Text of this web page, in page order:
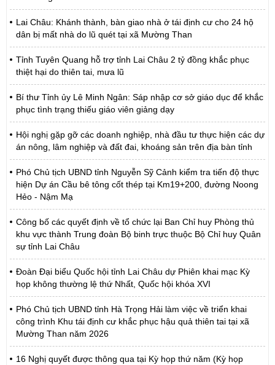
Lai Châu: Khánh thành, bàn giao nhà ở tái định cư cho 24 hộ
dân bị mất nhà do lũ quét tại xã Mường Than
Tỉnh Tuyên Quang hỗ trợ tỉnh Lai Châu 2 tỷ đồng khắc phục
thiệt hại do thiên tai, mưa lũ
Bí thư Tỉnh ủy Lê Minh Ngân: Sáp nhập cơ sở giáo dục để khắc
phục tình trạng thiếu giáo viên giảng dạy
Hội nghị gặp gỡ các doanh nghiệp, nhà đầu tư thực hiện các dự
án nông, lâm nghiệp và đất đai, khoáng sản trên địa bàn tỉnh
Phó Chủ tịch UBND tỉnh Nguyễn Sỹ Cảnh kiểm tra tiến độ thực
hiện Dự án Cầu bê tông cốt thép tại Km19+200, đường Noong
Hẻo - Nậm Mạ
Công bố các quyết định về tổ chức lại Ban Chỉ huy Phòng thủ
khu vực thành Trung đoàn Bộ binh trực thuộc Bộ Chỉ huy Quân
sự tỉnh Lai Châu
Đoàn Đại biểu Quốc hội tỉnh Lai Châu dự Phiên khai mạc Kỳ
họp không thường lệ thứ Nhất, Quốc hội khóa XVI
Phó Chủ tịch UBND tỉnh Hà Trọng Hải làm việc về triển khai
công trình Khu tái định cư khắc phục hậu quả thiên tai tại xã
Mường Than năm 2026
16 Nghị quyết được thông qua tại Kỳ họp thứ năm (Kỳ họp